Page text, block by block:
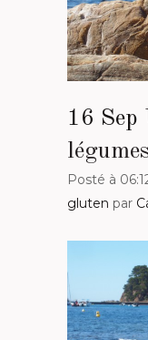
16 Sep
Posté à
gluten par